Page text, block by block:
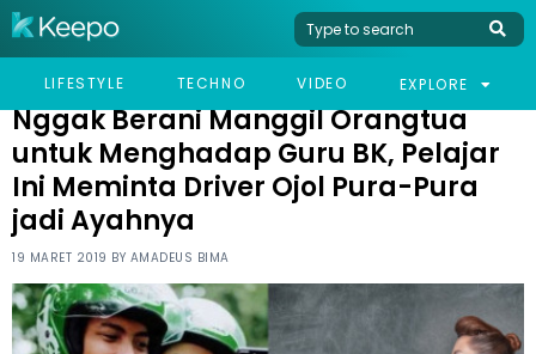
LIFESTYLE TECHNO VIDEO EXPLORE
HOME VIRAL
NGGAK BERANI MANGGIL ORANGTUA UNTUK MENGHADAP GURU
BK, PELAJAR INI MEMINTA DRIVER OJOL PURA-PURA JADI AYAHNYA
Nggak Berani Manggil Orangtua
untuk Menghadap Guru BK, Pelajar
Ini Meminta Driver Ojol Pura-Pura
jadi Ayahnya
19 MARET 2019 BY AMADEUS BIMA